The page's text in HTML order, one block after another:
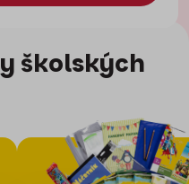
školských